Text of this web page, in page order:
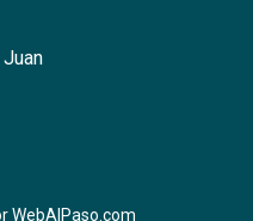
WebAlPaso.com